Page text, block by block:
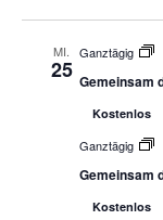
MI.
25
Ganztägig
Gemeinsam
Kostenlos
Ganztägig
Gemeinsam
Kostenlos